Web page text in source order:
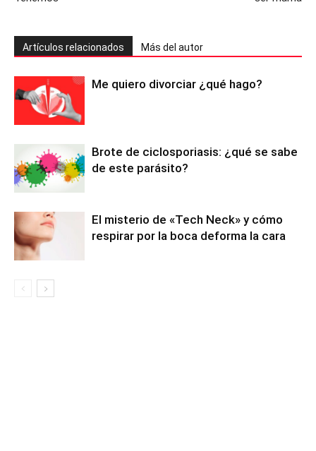
Artículos relacionados Más del autor
Me quiero divorciar ¿qué hago?
Brote de ciclosporiasis: ¿qué se sabe
de este parásito?
El misterio de «Tech Neck» y cómo
respirar por la boca deforma la cara